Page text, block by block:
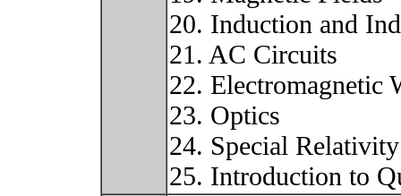
20. Induction and
21. AC Circuits
22. Electromagnetic
23. Optics
24. Special Relativity
25. Introduction to